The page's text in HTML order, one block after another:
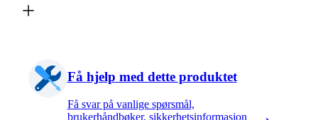
Få hjelp med dette produktet
Få svar på vanlige spørsmål,
brukerhåndbøker, sikkerhetsinformasjon